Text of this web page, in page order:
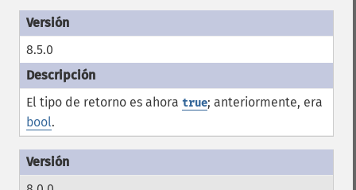
8.5.0
El tipo de retorno es ahora true; anteriormente, era
bool.